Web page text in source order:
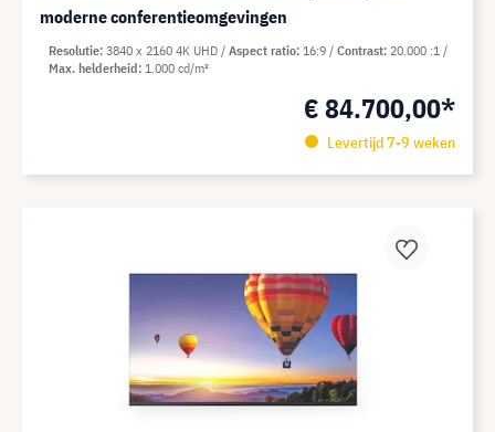
moderne conferentieomgevingen
€ 84.700,00*
Levertijd 7-9 weken
Resolutie 3840 x 2160 4K UHD Aspect ratio 16:9 Contrast 20.000 :1
Max. helderheid 1.000 cd/m²